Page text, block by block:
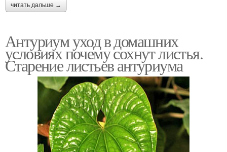
читать дальше →
Антуриум уход в домашних
условиях почему сохнут листья.
Старение листьев антуриума